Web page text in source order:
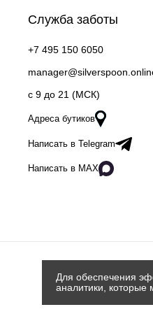
Служба заботы
+7 495 150 6050
c 9 до 21 (МСК)
Адреса бутиков
Написать в Telegram
Написать в MAX
Для обеспечения
аналитики, которые